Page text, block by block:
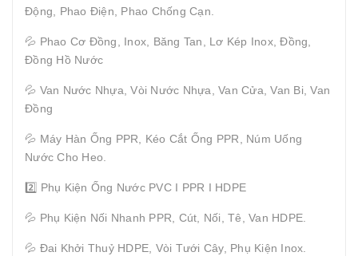
Động, Phao Điện, Phao Chống Cạn.
💦 Phao Cơ Đồng, Inox, Băng Tan, Lơ Kép Inox, Đồng,
Đồng Hồ Nước
💦 Van Nước Nhựa, Vòi Nước Nhựa, Van Cửa, Van Bi, Van
Đồng
💦 Máy Hàn Ống PPR, Kéo Cắt Ống PPR, Núm Uống
Nước Cho Heo.
2️⃣ Phụ Kiện Ống Nước PVC I PPR I HDPE
💦 Phụ Kiện Nối Nhanh PPR, Cút, Nối, Tê, Van HDPE.
💦 Đai Khởi Thuỷ HDPE, Vòi Tưới Cây, Phụ Kiện Inox.